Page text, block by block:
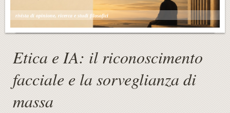
rivista di opinione, ricerca e studi filosofici
Etica e IA: il riconoscimento
facciale e la sorveglianza di
massa